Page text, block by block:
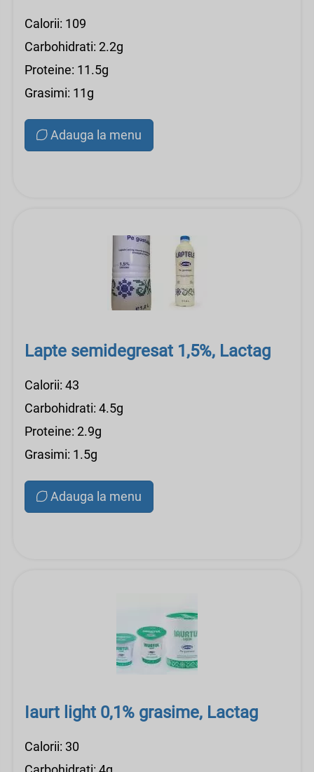
Calorii: 109
Carbohidrati: 2.2g
Proteine: 11.5g
Grasimi: 11g
Adauga la menu
Lapte semidegresat 1,5%, Lactag
Calorii: 43
Carbohidrati: 4.5g
Proteine: 2.9g
Grasimi: 1.5g
Adauga la menu
Iaurt light 0,1% grasime, Lactag
Calorii: 30